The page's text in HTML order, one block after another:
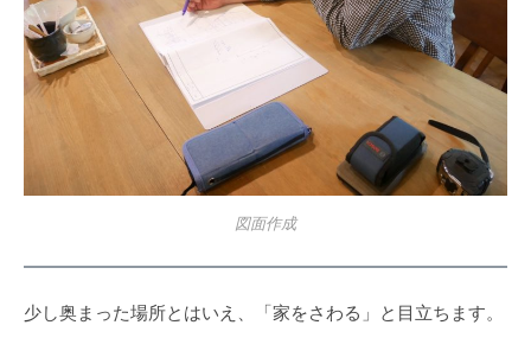
図面作成
少し奥まった場所とはいえ、「家をさわる」と目立ちます。